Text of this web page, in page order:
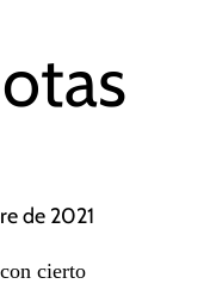
de 2021
cierto